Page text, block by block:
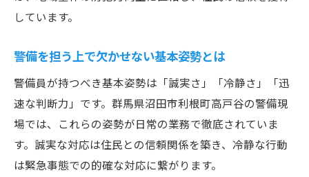
安心を高めるための警備の現場ノウハウ
日常生活に活かせる警備の心構えとは
家庭や地域で役立つ警備の心得を解説
暮らしの安心を高める警備員の姿勢と工夫
警備員の学びが暮らしに生きる理由
しています。
警備を担う上で欠かせない基本姿勢とは
警備員が持つべき基本姿勢は「誠実さ」「冷静さ」「迅
速な判断力」です。群馬県沼田市利根町高戸谷の警備現
場では、これらの姿勢が日常の業務で徹底されていま
す。誠実な対応は住民との信頼関係を築き、冷静な行動
は緊急事態での的確な対応に繋がります。